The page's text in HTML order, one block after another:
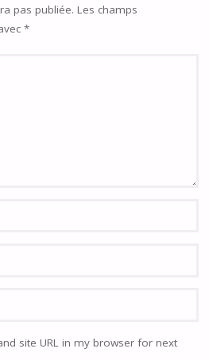
pas publiée. Les champs
*
site URL in my browser for next